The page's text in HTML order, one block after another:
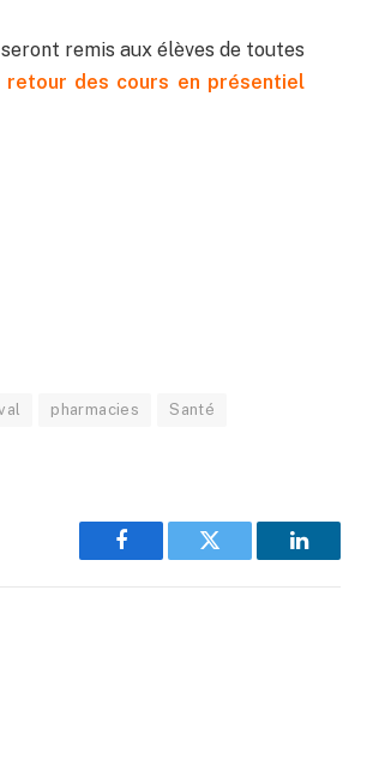
remis aux élèves de toutes
retour des cours en présentiel
pharmacies Santé
Facebook Twitter LinkedIn